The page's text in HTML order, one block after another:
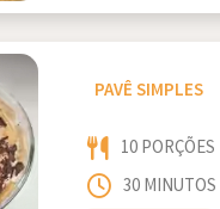
PAVÊ SIMPLES
10 PORÇÕES
30 MINUTOS